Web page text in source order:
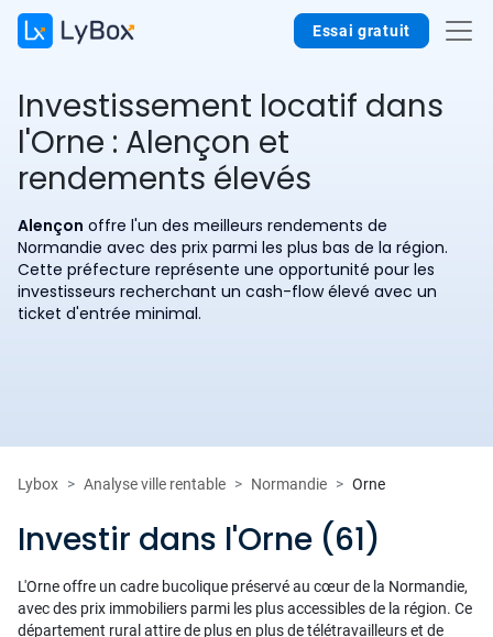
Essai gratuit
Investissement locatif dans
l'Orne : Alençon et
rendements élevés
Alençon offre l'un des meilleurs rendements de
Normandie avec des prix parmi les plus bas de la région.
Cette préfecture représente une opportunité pour les
investisseurs recherchant un cash-flow élevé avec un
ticket d'entrée minimal.
Lybox Analyse ville rentable Normandie Orne
Investir dans l'Orne (61)
L'Orne offre un cadre bucolique préservé au cœur de la Normandie,
avec des prix immobiliers parmi les plus accessibles de la région. Ce
département rural attire de plus en plus de télétravailleurs et de